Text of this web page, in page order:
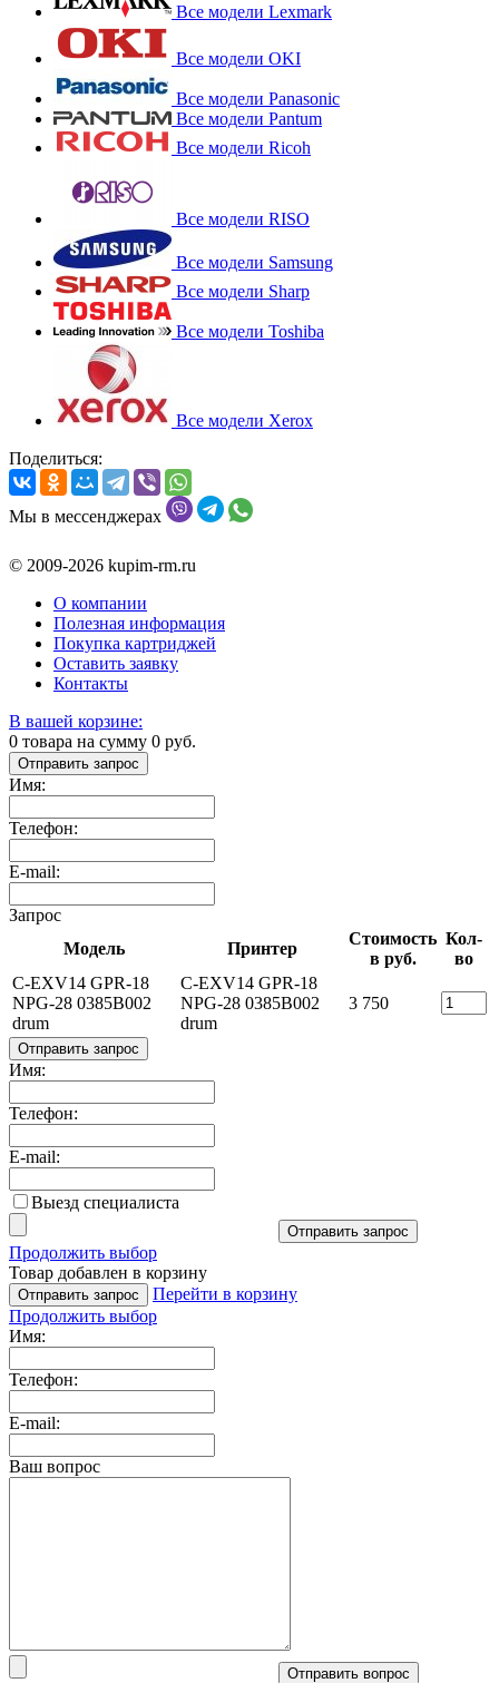
Все модели Lexmark
Все модели OKI
Все модели Panasonic
Все модели Pantum
Все модели Ricoh
Все модели RISO
Все модели Samsung
Все модели Sharp
Все модели Toshiba
Все модели Xerox
Поделиться:
Мы в мессенджерах
© 2009-2026 kupim-rm.ru
О компании
Полезная информация
Покупка картриджей
Оставить заявку
Контакты
В вашей корзине:
0 товара на сумму 0 руб.
Отправить запрос
Имя:
Телефон:
E-mail:
Запрос
Модель
Принтер
Стоимость
в руб.
Кол-
во
C-EXV14 GPR-18
NPG-28 0385B002
drum
C-EXV14 GPR-18
NPG-28 0385B002
drum
3 750
Отправить запрос
Имя:
Телефон:
E-mail:
Выезд специалиста
Отправить запрос
Продолжить выбор
Товар добавлен в корзину
Отправить запрос
Перейти в корзину
Продолжить выбор
Имя:
Телефон:
E-mail:
Ваш вопрос
Отправить вопрос